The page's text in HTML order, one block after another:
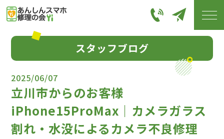
スタッフブログ
2025/06/07
立川市からのお客様
iPhone15ProMax｜カメラガラス
割れ・水没によるカメラ不良修理